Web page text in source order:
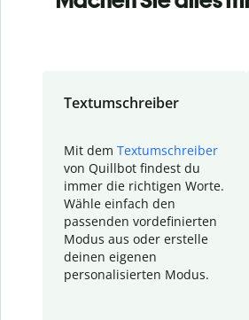
Textumschreiber
Mit dem Textumschreiber
von Quillbot findest du
immer die richtigen Worte.
Wähle einfach den
passenden vordefinierten
Modus aus oder erstelle
deinen eigenen
personalisierten Modus.